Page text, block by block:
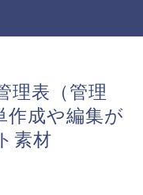
理表（管理
作成や編集が
素材